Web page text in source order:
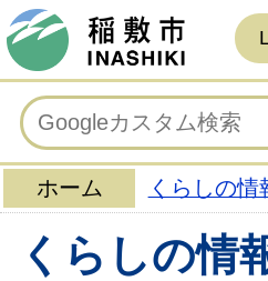
ホーム くらしの情
くらしの情